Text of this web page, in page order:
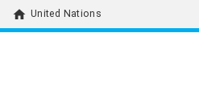
home United Nations